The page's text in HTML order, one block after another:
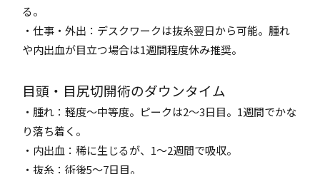
る。
・仕事・外出：デスクワークは抜糸翌日から可能。腫れ
や内出血が目立つ場合は1週間程度休み推奨。
目頭・目尻切開術のダウンタイム
・腫れ：軽度～中等度。ピークは2～3日目。1週間でかな
り落ち着く。
・内出血：稀に生じるが、1～2週間で吸収。
・抜糸：術後5～7日目。